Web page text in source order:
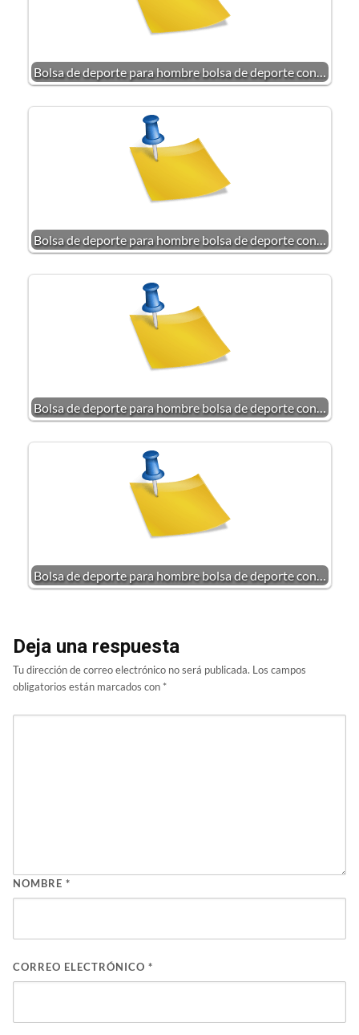
Bolsa de deporte para hombre bolsa de deporte con…
Bolsa de deporte para hombre bolsa de deporte con…
Bolsa de deporte para hombre bolsa de deporte con…
Bolsa de deporte para hombre bolsa de deporte con…
Deja una respuesta
Tu dirección de correo electrónico no será publicada. Los campos
obligatorios están marcados con *
NOMBRE *
CORREO ELECTRÓNICO *